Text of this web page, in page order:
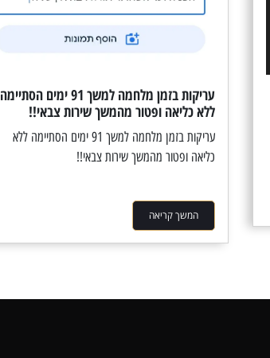
עריקות בזמן מלחמה למשך 91 ימים הסתיימה
ללא כליאה ופטור מהמשך שירות צבאי!!
עריקות בזמן מלחמה למשך 91 ימים הסתיימה ללא
כליאה ופטור מהמשך שירות צבאי!!
המשך קריאה